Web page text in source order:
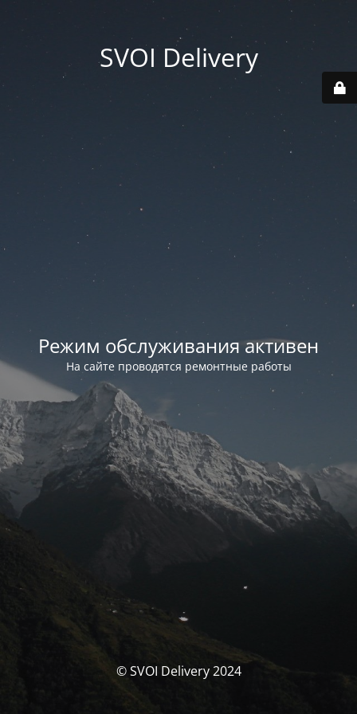
SVOI Delivery
Режим обслуживания активен
На сайте проводятся ремонтные работы
© SVOI Delivery 2024